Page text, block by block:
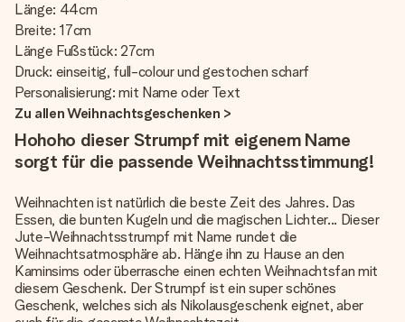
Länge: 44cm
Breite: 17cm
Länge Fußstück: 27cm
Druck: einseitig, full-colour und gestochen scharf
Personalisierung: mit Name oder Text
Zu allen Weihnachtsgeschenken >
Hohoho dieser Strumpf mit eigenem Name
sorgt für die passende Weihnachtsstimmung!
Weihnachten ist natürlich die beste Zeit des Jahres. Das
Essen, die bunten Kugeln und die magischen Lichter... Dieser
Jute-Weihnachtsstrumpf mit Name rundet die
Weihnachtsatmosphäre ab. Hänge ihn zu Hause an den
Kaminsims oder überrasche einen echten Weihnachtsfan mit
diesem Geschenk. Der Strumpf ist ein super schönes
Geschenk, welches sich als Nikolausgeschenk eignet, aber